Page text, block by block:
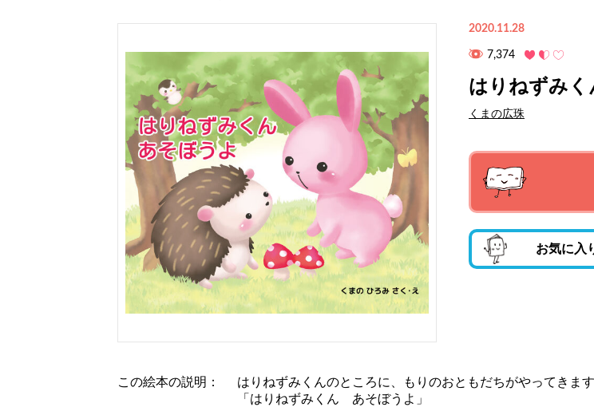
2020.11.28
7,374
はりねずみく
くまの広珠
お気に入
この絵本の説明：
はりねずみくんのところに、もりのおともだちがやってきます
「はりねずみくん あそぼうよ」